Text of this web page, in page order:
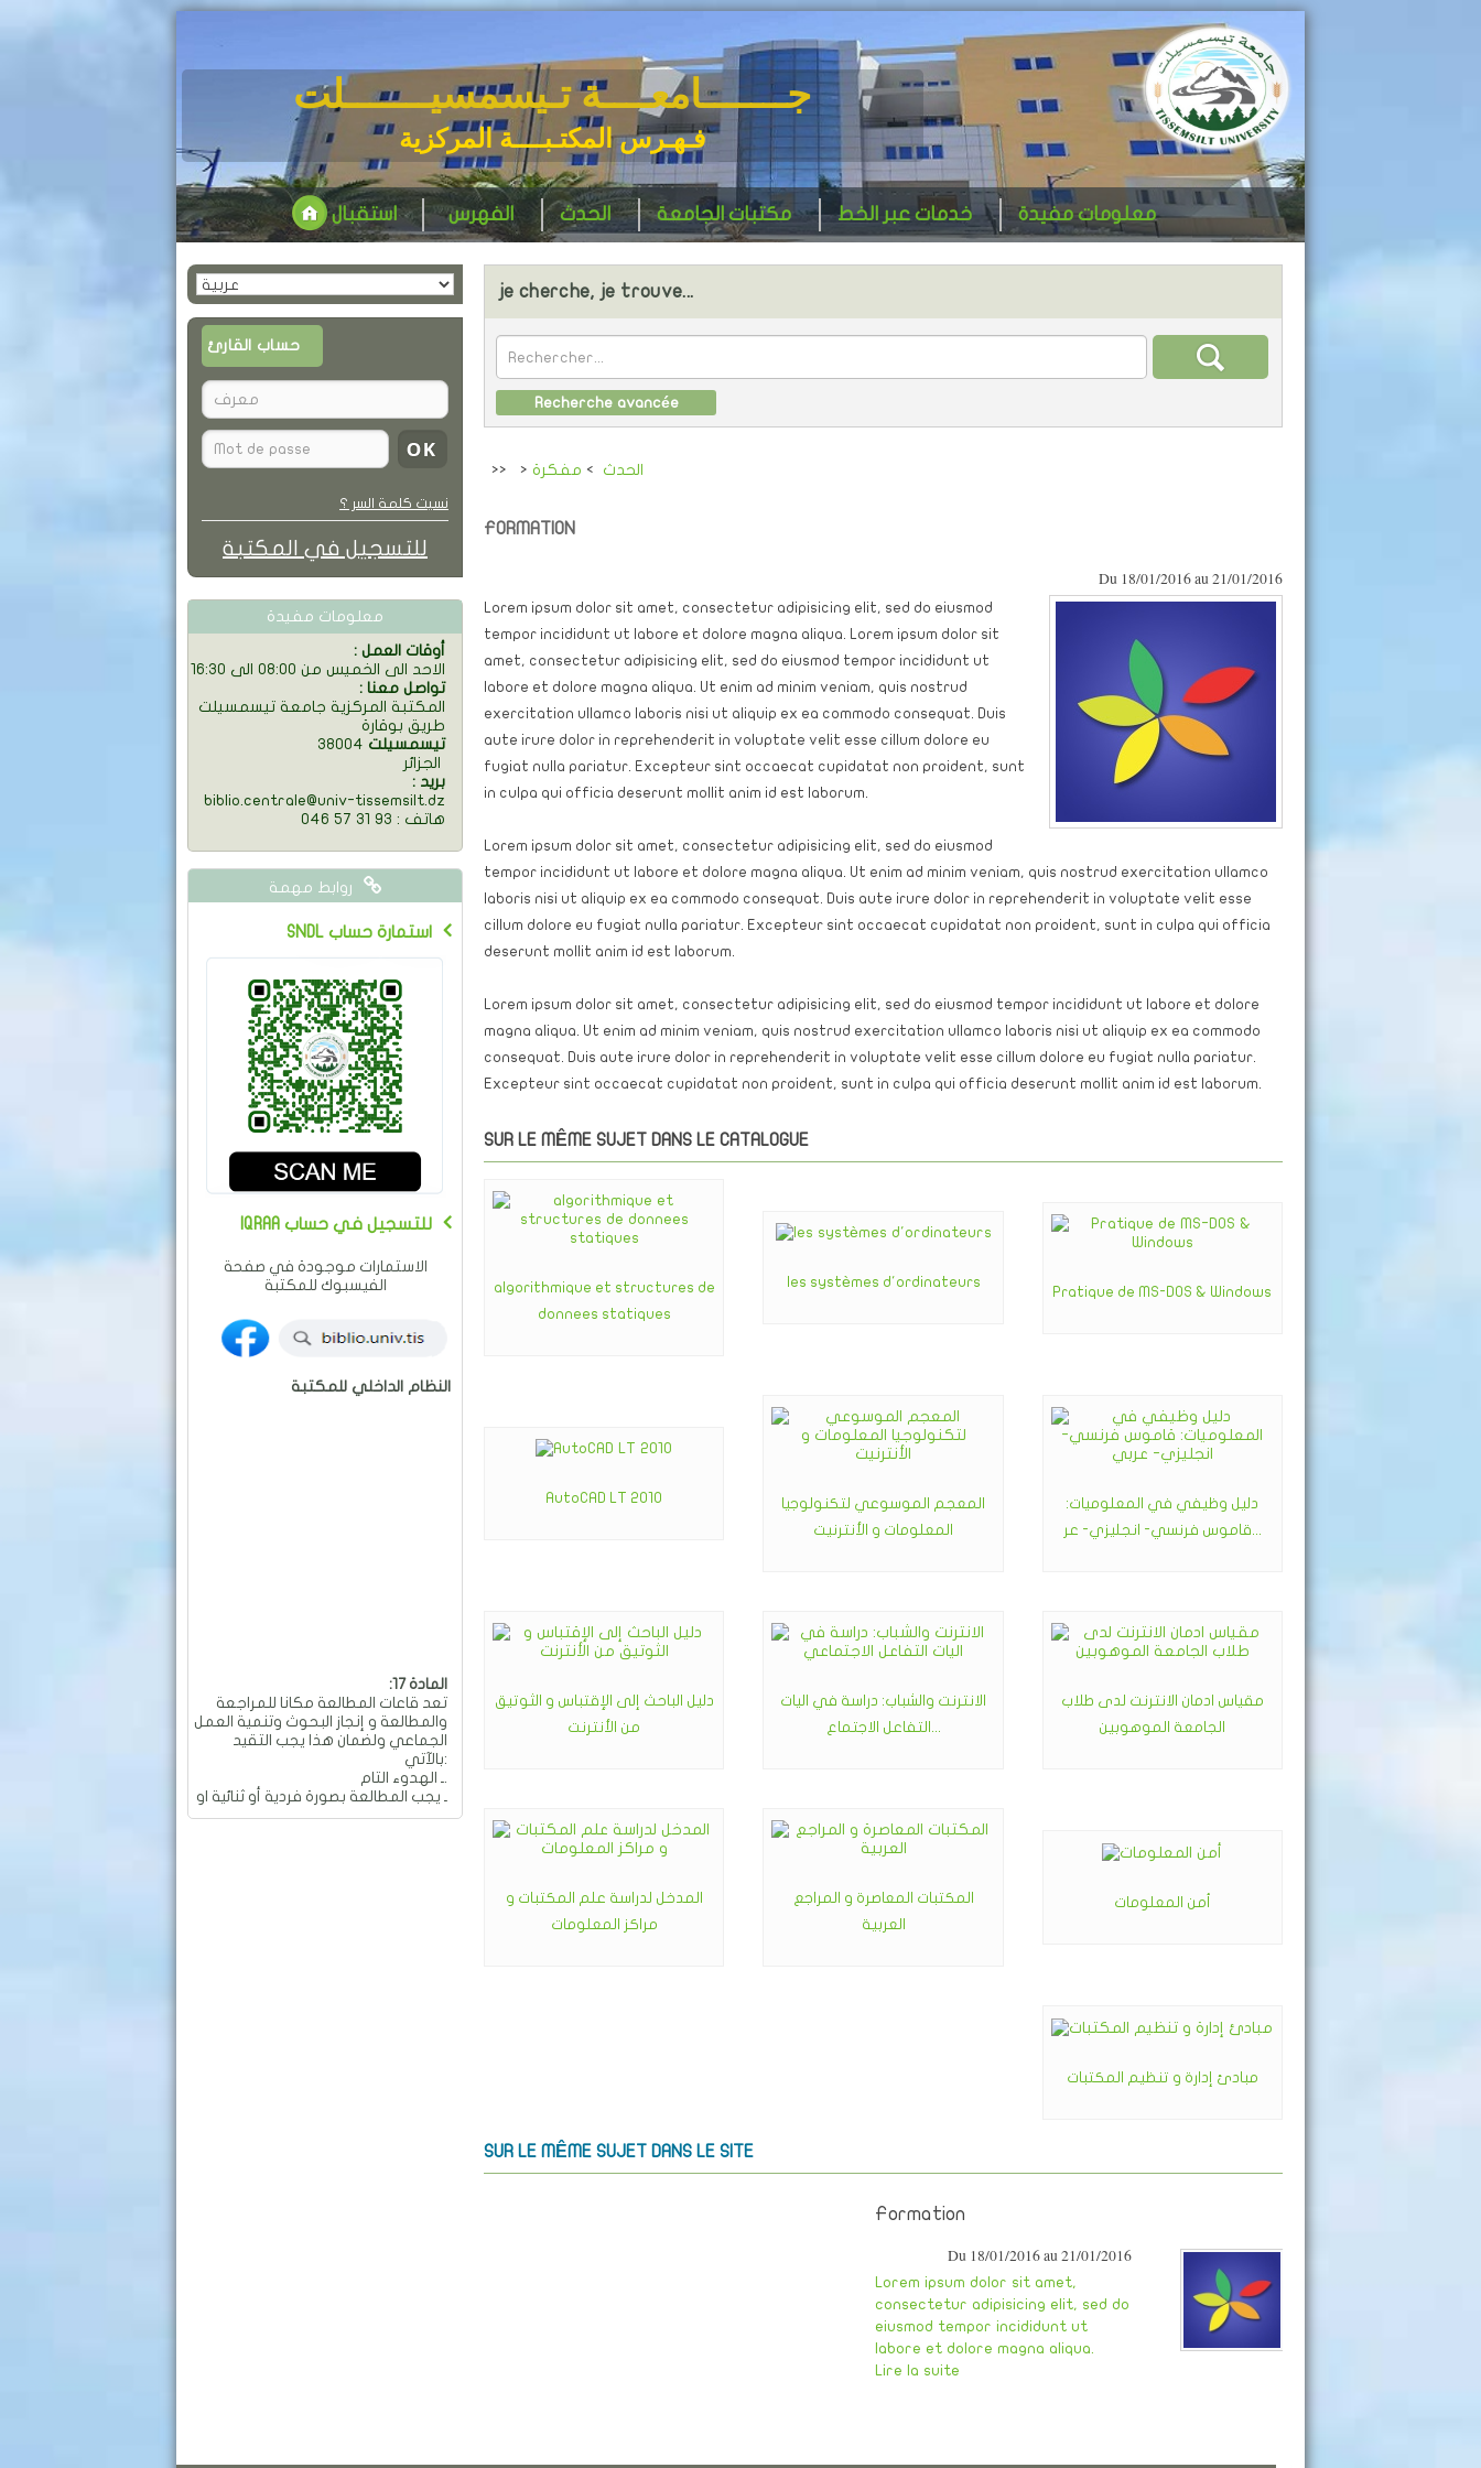
جـــــــامعــــة تـيسمسيـــــــلت
فـهـرس المكتـبــــة المركزية
الفهرس الحدث مكتبات الجامعة خدمات عبر الخط معلومات مفيدة استقبال
je cherche, je trouve...
Recherche avancée
>> > الحدث > مفكرة
FORMATION
Du 18/01/2016 au 21/01/2016
Lorem ipsum dolor sit amet, consectetur adipisicing elit, sed do eiusmod
tempor incididunt ut labore et dolore magna aliqua. Lorem ipsum dolor sit
amet, consectetur adipisicing elit, sed do eiusmod tempor incididunt ut
labore et dolore magna aliqua. Ut enim ad minim veniam, quis nostrud
exercitation ullamco laboris nisi ut aliquip ex ea commodo consequat. Duis
aute irure dolor in reprehenderit in voluptate velit esse cillum dolore eu
fugiat nulla pariatur. Excepteur sint occaecat cupidatat non proident, sunt
in culpa qui officia deserunt mollit anim id est laborum.
Lorem ipsum dolor sit amet, consectetur adipisicing elit, sed do eiusmod
tempor incididunt ut labore et dolore magna aliqua. Ut enim ad minim veniam, quis nostrud exercitation ullamco
laboris nisi ut aliquip ex ea commodo consequat. Duis aute irure dolor in reprehenderit in voluptate velit esse
cillum dolore eu fugiat nulla pariatur. Excepteur sint occaecat cupidatat non proident, sunt in culpa qui officia
deserunt mollit anim id est laborum.
Lorem ipsum dolor sit amet, consectetur adipisicing elit, sed do eiusmod tempor incididunt ut labore et dolore
magna aliqua. Ut enim ad minim veniam, quis nostrud exercitation ullamco laboris nisi ut aliquip ex ea commodo
consequat. Duis aute irure dolor in reprehenderit in voluptate velit esse cillum dolore eu fugiat nulla pariatur.
Excepteur sint occaecat cupidatat non proident, sunt in culpa qui officia deserunt mollit anim id est laborum.
SUR LE MÊME SUJET DANS LE CATALOGUE
Pratique de MS-DOS & Windows
les systèmes d'ordinateurs
algorithmique et structures de
donnees statiques
دليل وظيفي في المعلوميات:
قاموس فرنسي- انجليزي- عر...
المعجم الموسوعي لتكنولوجيا
المعلومات و الأنترنيت
AutoCAD LT 2010
مقياس ادمان الانترنت لدى طلاب
الجامعة الموهوبين
الانترنت والشباب: دراسة في اليات
التفاعل الاجتماع...
دليل الباحث إلى الإقتباس و الثوتيق
من الأنترنت
أمن المعلومات
المكتبات المعاصرة و المراجع
العربية
المدخل لدراسة علم المكتبات و
مراكز المعلومات
مبادئ إدارة و تنظيم المكتبات
SUR LE MÊME SUJET DANS LE SITE
Formation
Du 18/01/2016 au 21/01/2016
Lorem ipsum dolor sit amet,
consectetur adipisicing elit, sed do
eiusmod tempor incididunt ut
labore et dolore magna aliqua.
Lire la suite
حساب القارئ
نسيت كلمة السر ؟
للتسجيل في المكتبة
معلومات مفيدة
: أوقات العمل
الاحد الى الخميس من 08:00 الى 16:30
: تواصل معنا
المكتبة المركزية جامعة تيسمسيلت
طريق بوقارة
38004 تيسمسيلت
: بريد
biblio.centrale@univ-tissemsilt.dz
046 57 31 93 : هاتف
روابط مهمة
SNDL استمارة حساب
IQRAA للتسجيل في حساب
الاستمارات موجودة في صفحة
الفيسبوك للمكتبة
النظام الداخلي للمكتبة
تعد قاعات المطالعة مكانا للمراجعة
والمطالعة و إنجاز البحوث وتنمية العمل
الجماعي ولضمان هذا يجب التقيد
بالآتي:
ـ الهدوء التام.
ـ يجب المطالعة بصورة فردية أو ثنائية او
جماعية و بهدوء تام.
ـ ممنوع العمل الجماعي والمناقشات